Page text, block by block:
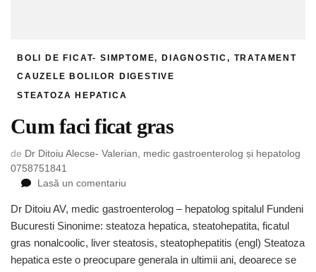
BOLI DE FICAT- SIMPTOME, DIAGNOSTIC, TRATAMENT
CAUZELE BOLILOR DIGESTIVE
STEATOZA HEPATICA
Cum faci ficat gras
de Dr Ditoiu Alecse- Valerian, medic gastroenterolog și hepatolog
0758751841
Lasă un comentariu
faci
ficat
gras
Dr Ditoiu AV, medic gastroenterolog – hepatolog spitalul Fundeni
Bucuresti Sinonime: steatoza hepatica, steatohepatita, ficatul
gras nonalcoolic, liver steatosis, steatophepatitis (engl) Steatoza
hepatica este o preocupare generala in ultimii ani, deoarece se